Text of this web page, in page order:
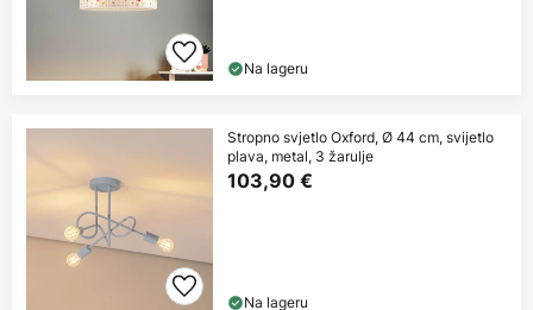
Na lageru
Stropno svjetlo Oxford, Ø 44 cm, svijetlo
plava, metal, 3 žarulje
103,90 €
Na lageru